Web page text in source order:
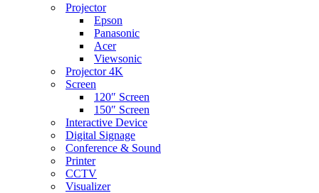
Projector
Epson
Panasonic
Acer
Viewsonic
Projector 4K
Screen
120″ Screen
150″ Screen
Interactive Device
Digital Signage
Conference & Sound
Printer
CCTV
Visualizer